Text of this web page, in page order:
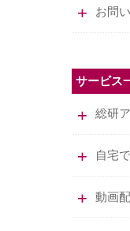
お問
サービス
総研
自宅
動画